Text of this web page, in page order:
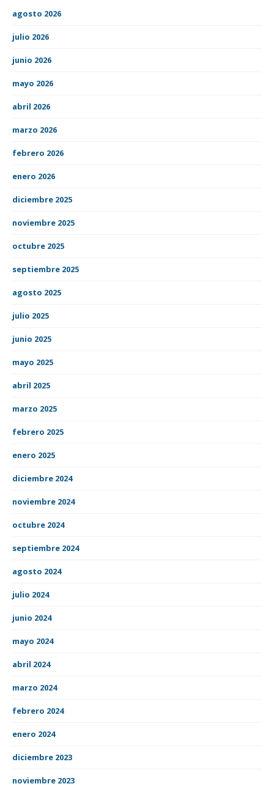
agosto 2026
julio 2026
junio 2026
mayo 2026
abril 2026
marzo 2026
febrero 2026
enero 2026
diciembre 2025
noviembre 2025
octubre 2025
septiembre 2025
agosto 2025
julio 2025
junio 2025
mayo 2025
abril 2025
marzo 2025
febrero 2025
enero 2025
diciembre 2024
noviembre 2024
octubre 2024
septiembre 2024
agosto 2024
julio 2024
junio 2024
mayo 2024
abril 2024
marzo 2024
febrero 2024
enero 2024
diciembre 2023
noviembre 2023